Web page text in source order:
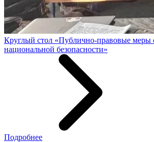
Круглый стол «Публично-правовые меры
национальной безопасности»
Подробнее